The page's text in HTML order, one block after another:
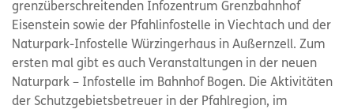
grenzüberschreitenden Infozentrum Grenzbahnhof
Eisenstein sowie der Pfahlinfostelle in Viechtach und der
Naturpark-Infostelle Würzingerhaus in Außernzell. Zum
ersten mal gibt es auch Veranstaltungen in der neuen
Naturpark – Infostelle im Bahnhof Bogen. Die Aktivitäten
der Schutzgebietsbetreuer in der Pfahlregion, im